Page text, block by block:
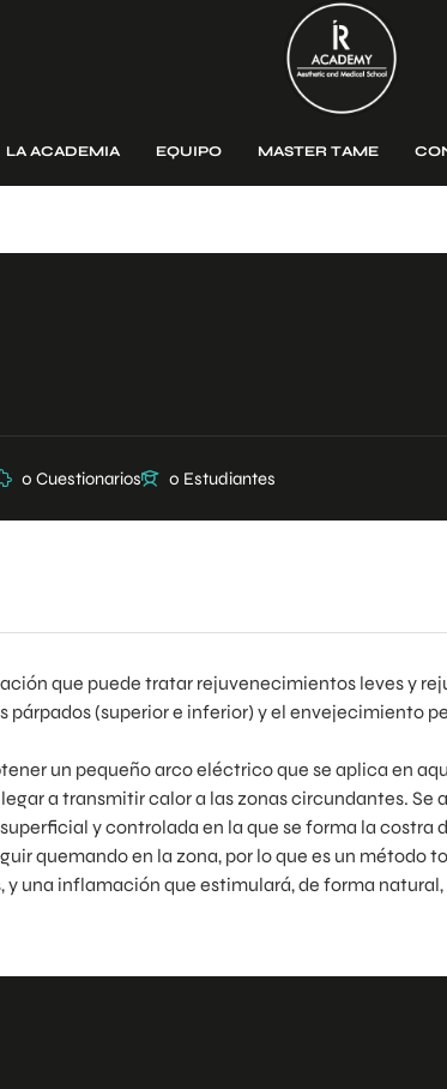
LA ACADEMIA EQUIPO MASTER TAME
0 Cuestionarios 0 Estudiantes
que puede tratar rejuvenecimientos leves y
(superior e inferior) y el envejecimiento
un pequeño arco eléctrico que se aplica en
a transmitir calor a las zonas circundantes. Se
y controlada en la que se forma la costra
quemando en la zona, por lo que es un método
una inflamación que estimulará, de forma